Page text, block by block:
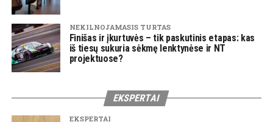
NEKILNOJAMASIS TURTAS
Finišas ir įkurtuvės – tik paskutinis etapas: kas
iš tiesų sukuria sėkmę lenktynėse ir NT
projektuose?
EKSPERTAI
EKSPERTAI